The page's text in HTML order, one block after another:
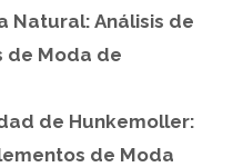
Natural: Análisis de
de Moda de
de Hunkemoller:
de Moda